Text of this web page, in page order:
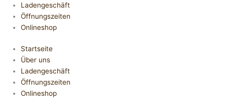
Ladengeschäft
Öffnungszeiten
Onlineshop
Startseite
Über uns
Ladengeschäft
Öffnungszeiten
Onlineshop